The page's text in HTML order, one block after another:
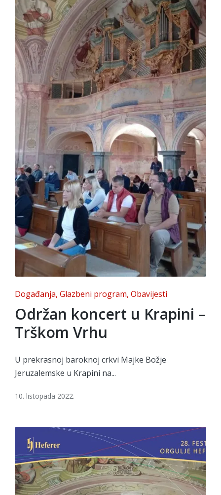
Posted
in
Događanja Glazbeni program Obavijesti
Održan koncert u Krapini –
Trškom Vrhu
U prekrasnoj baroknoj crkvi Majke Božje
Jeruzalemske u Krapini na...
10. listopada 2022.